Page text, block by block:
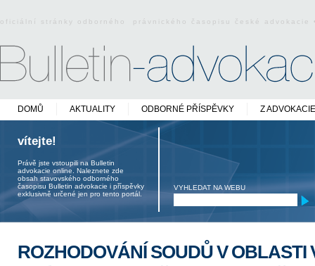
oficiální stránky odborného právnického časopisu české
DOMŮ AKTUALITY ODBORNÉ PŘÍSPĚVKY Z ADVOKACIE
vítejte!
Právě jste vstoupili na Bulletin
advokacie online. Naleznete zde
obsah stavovského odborného
časopisu Bulletin advokacie i příspěvky
exklusivně určené jen pro tento portál.
VYHLEDAT NA WEBU
ROZHODOVÁNÍ SOUDŮ V OBLASTI